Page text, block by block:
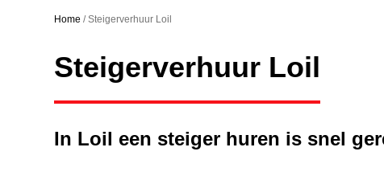
Home /Steigerverhuur Loil
Steigerverhuur Loil
In Loil een steiger huren is snel